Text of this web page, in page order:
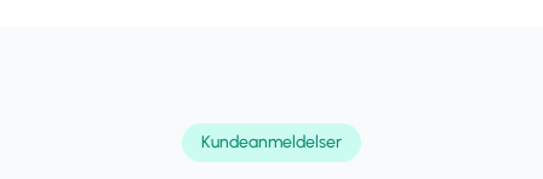
Kundeanmeldelser